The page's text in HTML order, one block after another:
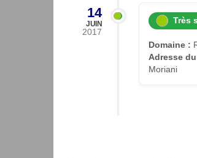
14
JUIN
2017
Très
Domaine :
Adresse
Moriani